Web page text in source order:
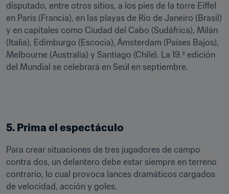
disputado, entre otros sitios, a los pies de la torre Eiffel
en París (Francia), en las playas de Río de Janeiro (Brasil)
y en capitales como Ciudad del Cabo (Sudáfrica), Milán
(Italia), Edimburgo (Escocia), Ámsterdam (Países Bajos),
Melbourne (Australia) y Santiago (Chile). La 19.ª edición
del Mundial se celebrará en Seúl en septiembre.
5. Prima el espectáculo
Para crear situaciones de tres jugadores de campo
contra dos, un delantero debe estar siempre en terreno
contrario, lo cual provoca lances dramáticos cargados
de velocidad, acción y goles.